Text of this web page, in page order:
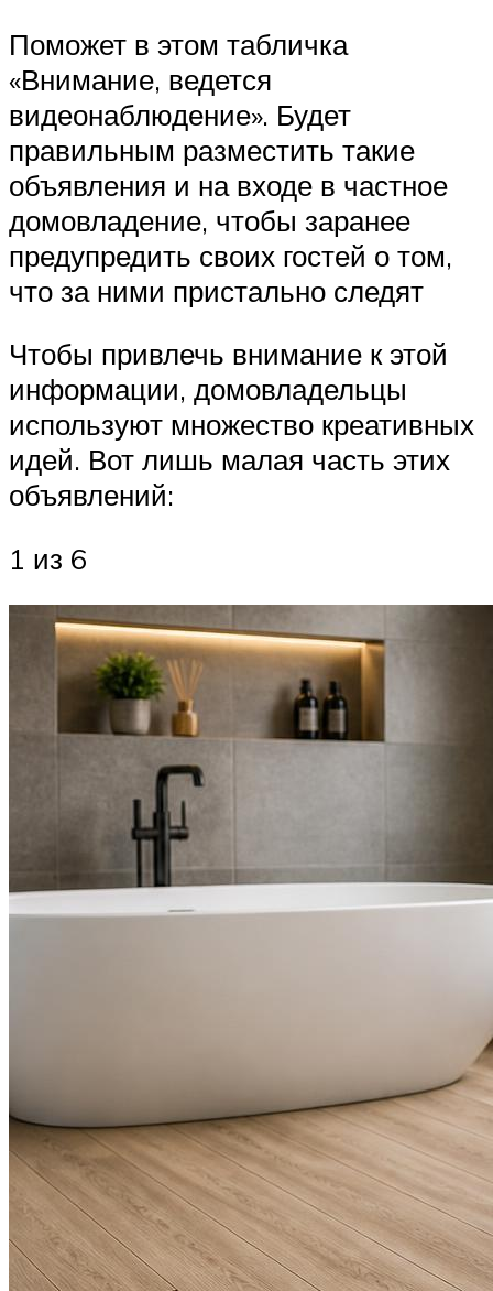
Поможет в этом табличка
«Внимание, ведется
видеонаблюдение». Будет
правильным разместить такие
объявления и на входе в частное
домовладение, чтобы заранее
предупредить своих гостей о том,
что за ними пристально следят
Чтобы привлечь внимание к этой
информации, домовладельцы
используют множество креативных
идей. Вот лишь малая часть этих
объявлений:
1 из 6